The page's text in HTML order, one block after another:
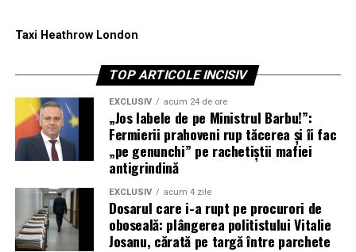
Taxi Heathrow London
TOP ARTICOLE INCISIV
EXCLUSIV acum 24 de ore
„Jos labele de pe Ministrul Barbu!”:
Fermierii prahoveni rup tăcerea și îi fac
„pe genunchi” pe rachetiștii mafiei
antigrindină
EXCLUSIV acum 4 zile
Dosarul care i-a rupt pe procurori de
oboseală: plângerea politistului Vitalie
Josanu, cărată pe targă între parchete